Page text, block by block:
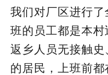
我们对厂区进行
班的员工都是本
返乡人员无接触
的居民，上班前